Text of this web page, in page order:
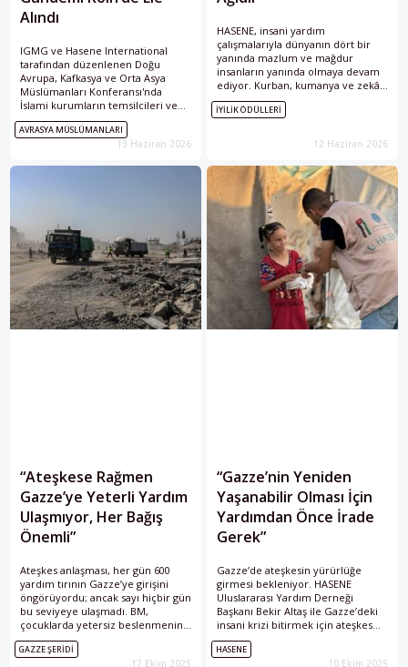
Alındı
IGMG ve Hasene International
tarafından düzenlenen Doğu
Avrupa, Kafkasya ve Orta Asya
Müslümanları Konferansı'nda
İslami kurumların temsilcileri ve
müftüler dinî eğitim, azınlık
hakları, gençlik çalışmaları ve
insani dayanışma başlıklarını
AVRASYA MÜSLÜMANLARI
13 Haziran 2026
HASENE, insani yardım
çalışmalarıyla dünyanın dört bir
yanında mazlum ve mağdur
insanların yanında olmaya devam
ediyor. Kurban, kumanya ve zekât
kampanyalarının yanı sıra acil
yardım faaliyetleriyle de ihtiyaç
bölgelerinde ilk yardım elini
alıyor. Kurduğu iş birlikleri ve
hayata geçirdiği projelerle iyiliğin
daha geniş kitlelere ulaşmasına
katkı sağlayan
İYILIK ÖDÜLLERI
12 Haziran 2026
“Ateşkese Rağmen
Gazze’ye Yeterli Yardım
Ulaşmıyor, Her Bağış
Önemli”
Ateşkes anlaşması, her gün 600
yardım tırının Gazze’ye girişini
öngörüyordu; ancak sayı hiçbir gün
bu seviyeye ulaşmadı. BM,
çocuklarda yetersiz beslenmenin
hızla arttığını bildirirken, Almanya
Müslümanları Koordinasyon
GAZZE ŞERIDI
17 Ekim 2025
“Gazze’nin Yeniden
Yaşanabilir Olması İçin
Yardımdan Önce İrade
Gerek”
Gazze’de ateşkesin yürürlüğe
girmesi bekleniyor. HASENE
Uluslararası Yardım Derneği
Başkanı Bekir Altaş ile Gazze’deki
insani krizi bitirmek için ateşkes
sonrasındaki gereken adımları
konuştuk.
HASENE
10 Ekim 2025